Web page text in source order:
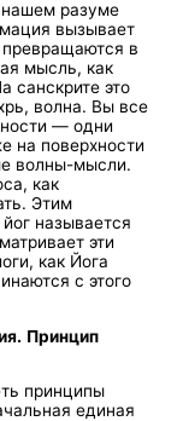
разуме
вызывает
в
мысль, как
санскрите это
волна. Вы все
— одни
на поверхности
волны-мысли.
как
Этим
называется
эти
как Йога
с этого
Принцип
принципы
единая